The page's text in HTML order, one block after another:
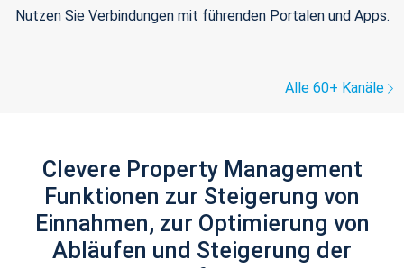
Nutzen Sie Verbindungen mit führenden Portalen und Apps.
Alle 60+ Kanäle
Clevere Property Management
Funktionen zur Steigerung von
Einnahmen, zur Optimierung von
Abläufen und Steigerung der